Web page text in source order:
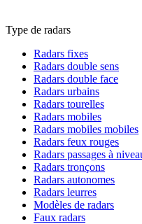
Type de radars
Radars fixes
Radars double sens
Radars double face
Radars urbains
Radars tourelles
Radars mobiles
Radars mobiles mobiles
Radars feux rouges
Radars passages à
Radars tronçons
Radars autonomes
Radars leurres
Modèles de radars
Faux radars